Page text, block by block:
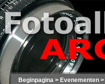
Beginpagina > Evenementen >